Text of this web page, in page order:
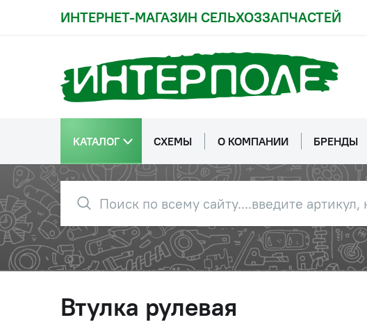
ИНТЕРНЕТ-МАГАЗИН СЕЛЬХОЗЗАПЧАСТЕЙ
КАТАЛОГ СХЕМЫ О КОМПАНИИ БРЕНДЫ
Втулка рулевая